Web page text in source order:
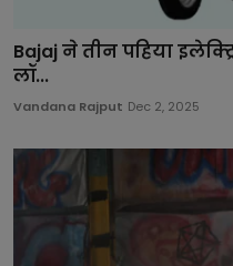
Bajaj ने तीन पहिया
लॉ...
Vandana Rajput Dec 2, 2025